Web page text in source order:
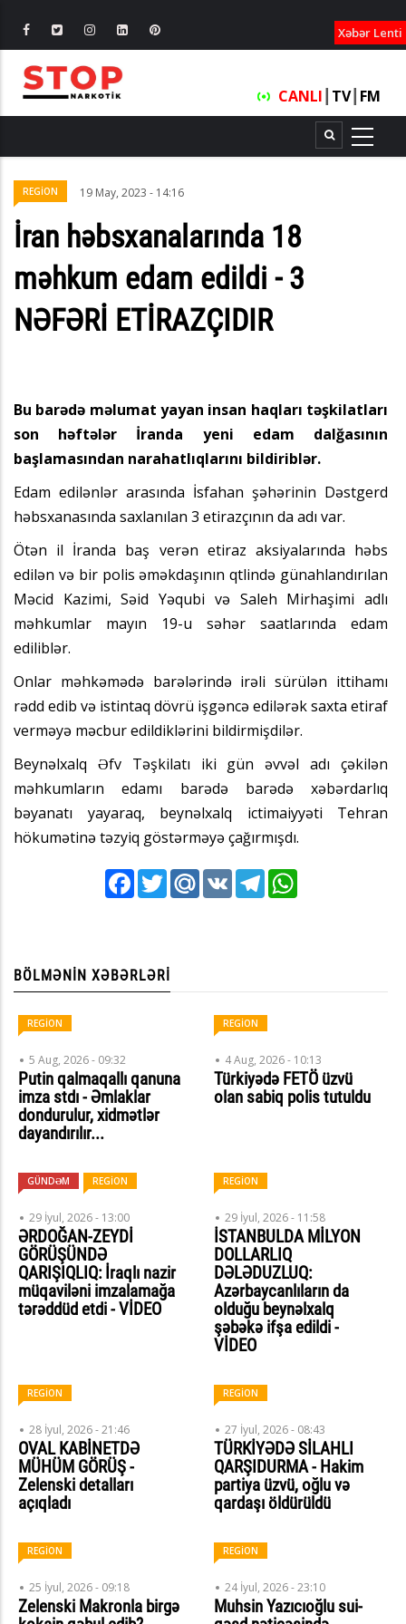
Xəbər Lenti
CANLI TV┃ FM
REGİON 19 May, 2023 - 14:16
İran həbsxanalarında 18
məhkum edam edildi - 3
NƏFƏRİ ETİRAZÇIDIR
Bu barədə məlumat yayan insan haqları təşkilatları
son həftələr İranda yeni edam dalğasının
başlamasından narahatlıqlarını bildiriblər.
Edam edilənlər arasında İsfahan şəhərinin Dəstgerd
həbsxanasında saxlanılan 3 etirazçının da adı var.
Ötən il İranda baş verən etiraz aksiyalarında həbs
edilən və bir polis əməkdaşının qtlində günahlandırılan
Məcid Kazimi, Səid Yəqubi və Saleh Mirhaşimi adlı
məhkumlar mayın 19-u səhər saatlarında edam
ediliblər.
Onlar məhkəmədə barələrində irəli sürülən ittihamı
rədd edib və istintaq dövrü işgəncə edilərək saxta etiraf
verməyə məcbur edildiklərini bildirmişdilər.
Beynəlxalq Əfv Təşkilatı iki gün əvvəl adı çəkilən
məhkumların edamı barədə barədə xəbərdarlıq
bəyanatı yayaraq, beynəlxalq ictimaiyyəti Tehran
hökumətinə təzyiq göstərməyə çağırmışdı.
FacebookTwitterMail.RuVK Telegram
BÖLMƏNIN XƏBƏRLƏRI
REGİON
5 Aug, 2026 - 09:32
Putin qalmaqallı qanuna
imza stdı - Əmlaklar
dondurulur, xidmətlər
dayandırılır...
REGİON
4 Aug, 2026 - 10:13
Türkiyədə FETÖ üzvü
olan sabiq polis tutuldu
GÜNDƏM REGİON
29 İyul, 2026 - 13:00
ƏRDOĞAN-ZEYDİ
GÖRÜŞÜNDƏ
QARIŞIQLIQ: İraqlı nazir
müqaviləni imzalamağa
tərəddüd etdi - VİDEO
REGİON
29 İyul, 2026 - 11:58
İSTANBULDA MİLYON
DOLLARLIQ
DƏLƏDUZLUQ:
Azərbaycanlıların da
olduğu beynəlxalq
şəbəkə ifşa edildi -
VİDEO
REGİON
28 İyul, 2026 - 21:46
OVAL KABİNETDƏ
MÜHÜM GÖRÜŞ -
Zelenski detalları
açıqladı
REGİON
27 İyul, 2026 - 08:43
TÜRKİYƏDƏ SİLAHLI
QARŞIDURMA - Hakim
partiya üzvü, oğlu və
qardaşı öldürüldü
REGİON
25 İyul, 2026 - 09:18
Zelenski Makronla birgə
REGİON
24 İyul, 2026 - 23:10
Muhsin Yazıcıoğlu sui-